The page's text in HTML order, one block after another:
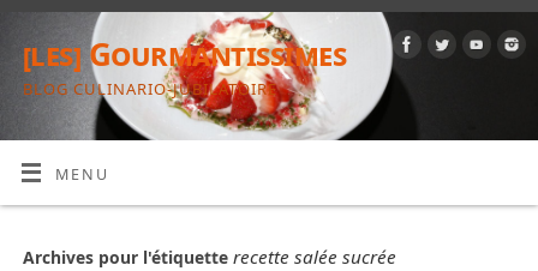
[les] Gourmantissimes
BLOG CULINARIO-JUBILATOIRE
MENU
Archives pour l'étiquette recette salée sucrée